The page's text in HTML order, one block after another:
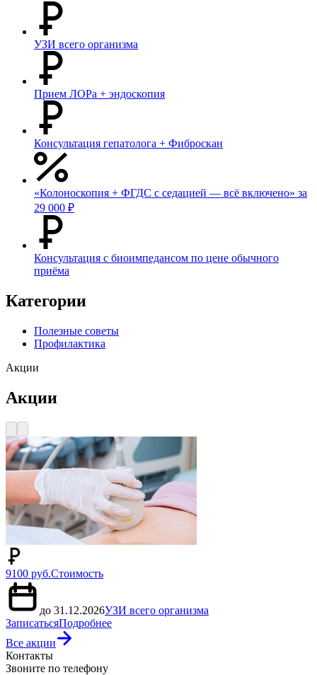
УЗИ всего организма
Прием ЛОРа + эндоскопия
Консультация гепатолога + Фиброскан
«Колоноскопия + ФГДС с седацией — всё включено» за
29 000 ₽
Консультация с биоимпедансом по цене обычного
приёма
Категории
Полезные советы
Профилактика
Акции
Акции
9100 руб.Стоимость
до 31.12.2026УЗИ всего организма
ЗаписатьсяПодробнее
Все акции
Контакты
Звоните по телефону